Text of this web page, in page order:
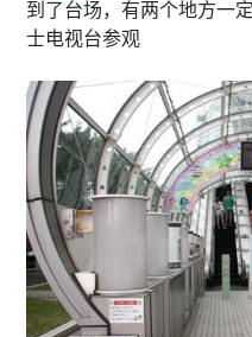
到了台场，有两个地方一
士电视台参观